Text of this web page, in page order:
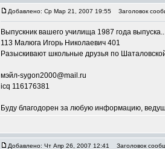
Добавлено: Ср Мар 21, 2007 19:55 Заголовок
Выпускник вашего училища 1987 года выпуска..
113 Малюга Игорь Николаевич 401
Разыскивают школьные друзья по
мэйл-sygon2000@mail.ru
icq 116176381
Буду благодорен за любую информацию,
Добавлено: Чт Апр 26, 2007 12:41 Заголовок